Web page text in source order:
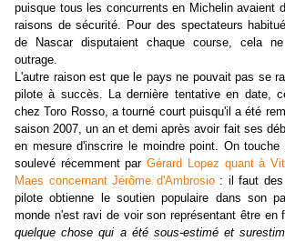
puisque tous les concurrents en Michelin avaient
raisons de sécurité. Pour des spectateurs
de Nascar disputaient chaque course, cela
outrage.
L'autre raison est que le pays ne pouvait pas se
pilote à succès. La dernière tentative en date,
chez Toro Rosso, a tourné court puisqu'il a été
saison 2007, un an et demi après avoir fait ses
en mesure d'inscrire le moindre point. On
soulevé récemment parGérard Lopez quant à
Maes concernant Jérôme d'Ambrosio: il faut des
pilote obtienne le soutien populaire dans son
monde n'est ravi de voir son représentant être en
quelque chose qui a été sous-estimé et